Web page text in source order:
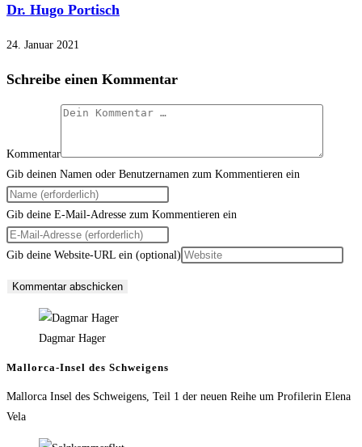
Dr. Hugo Portisch
24. Januar 2021
Schreibe einen Kommentar
Kommentar
Gib deinen Namen oder Benutzernamen zum Kommentieren ein
Gib deine E-Mail-Adresse zum Kommentieren ein
Gib deine Website-URL ein (optional)
Dagmar Hager
Mallorca-Insel des Schweigens
Mallorca Insel des Schweigens, Teil 1 der neuen Reihe um Profilerin Elena
Vela